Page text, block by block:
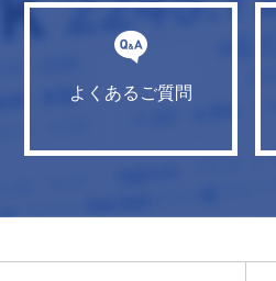
よくあるご質問